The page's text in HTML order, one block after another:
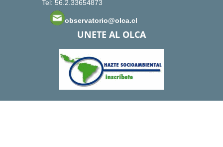
Tel: 56.2.33654873
observatorio@olca.cl
UNETE AL OLCA